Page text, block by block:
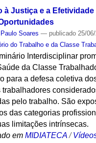
à Justiça e a
Soares — publicado 25/
do Trabalho e da Classe
Interdisciplinar
da Classe
para a defesa coletiva
trabalhadores
pelo trabalho. São
das categorias
limitações intrínsecas.
em MIDIATECA /